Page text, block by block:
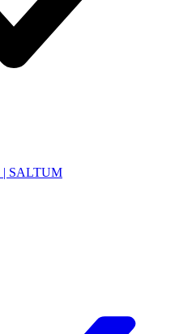
| SALTUM